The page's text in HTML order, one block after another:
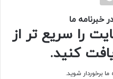
خبرنامه ما
را سریع تر از
کنید.
برخوردار شوید.